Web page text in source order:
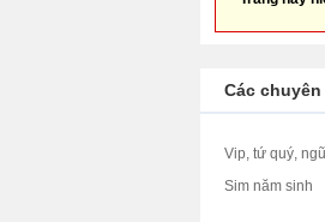
Các
Vip, tứ quý,
Sim năm sinh